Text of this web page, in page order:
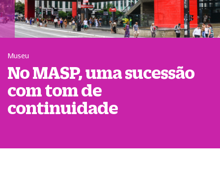
Museu
No MASP, uma sucessão
com tom de
continuidade